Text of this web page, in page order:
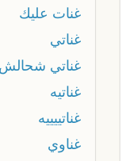
غنات عليك
غناتي
غناتي شحالش
غناتيه
غناتييييه
غناوي